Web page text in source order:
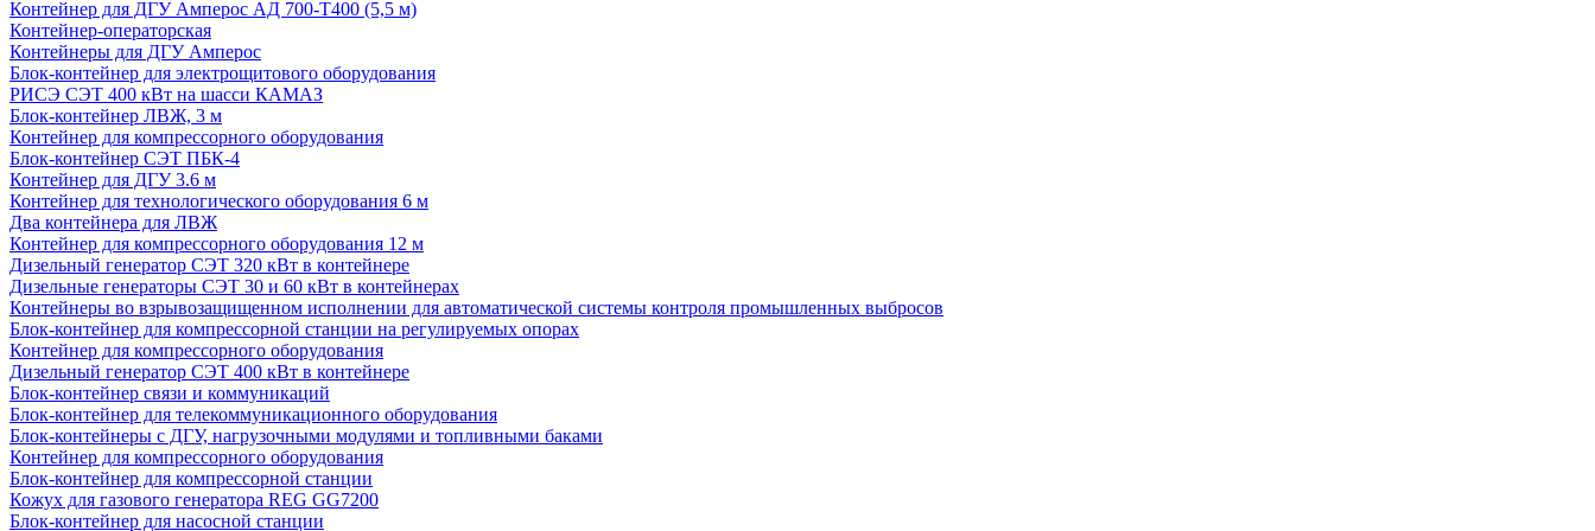
Контейнер для ДГУ Амперос АД 700-Т400 (5,5 м)
Контейнер-операторская
Контейнеры для ДГУ Амперос
Блок-контейнер для электрощитового оборудования
РИСЭ СЭТ 400 кВт на шасси КАМАЗ
Блок-контейнер ЛВЖ, 3 м
Контейнер для компрессорного оборудования
Блок-контейнер СЭТ ПБК-4
Контейнер для ДГУ 3.6 м
Контейнер для технологического оборудования 6 м
Два контейнера для ЛВЖ
Контейнер для компрессорного оборудования 12 м
Дизельный генератор СЭТ 320 кВт в контейнере
Дизельные генераторы СЭТ 30 и 60 кВт в контейнерах
Контейнеры во взрывозащищенном исполнении для автоматической системы контроля промышленных выбросов
Блок-контейнер для компрессорной станции на регулируемых опорах
Контейнер для компрессорного оборудования
Дизельный генератор СЭТ 400 кВт в контейнере
Блок-контейнер связи и коммуникаций
Блок-контейнер для телекоммуникационного оборудования
Блок-контейнеры с ДГУ, нагрузочными модулями и топливными баками
Контейнер для компрессорного оборудования
Блок-контейнер для компрессорной станции
Кожух для газового генератора REG GG7200
Блок-контейнер для насосной станции